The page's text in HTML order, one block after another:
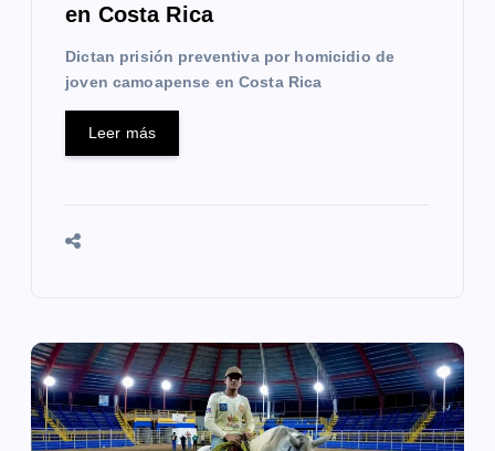
en Costa Rica
Dictan prisión preventiva por homicidio de
joven camoapense en Costa Rica
Leer más